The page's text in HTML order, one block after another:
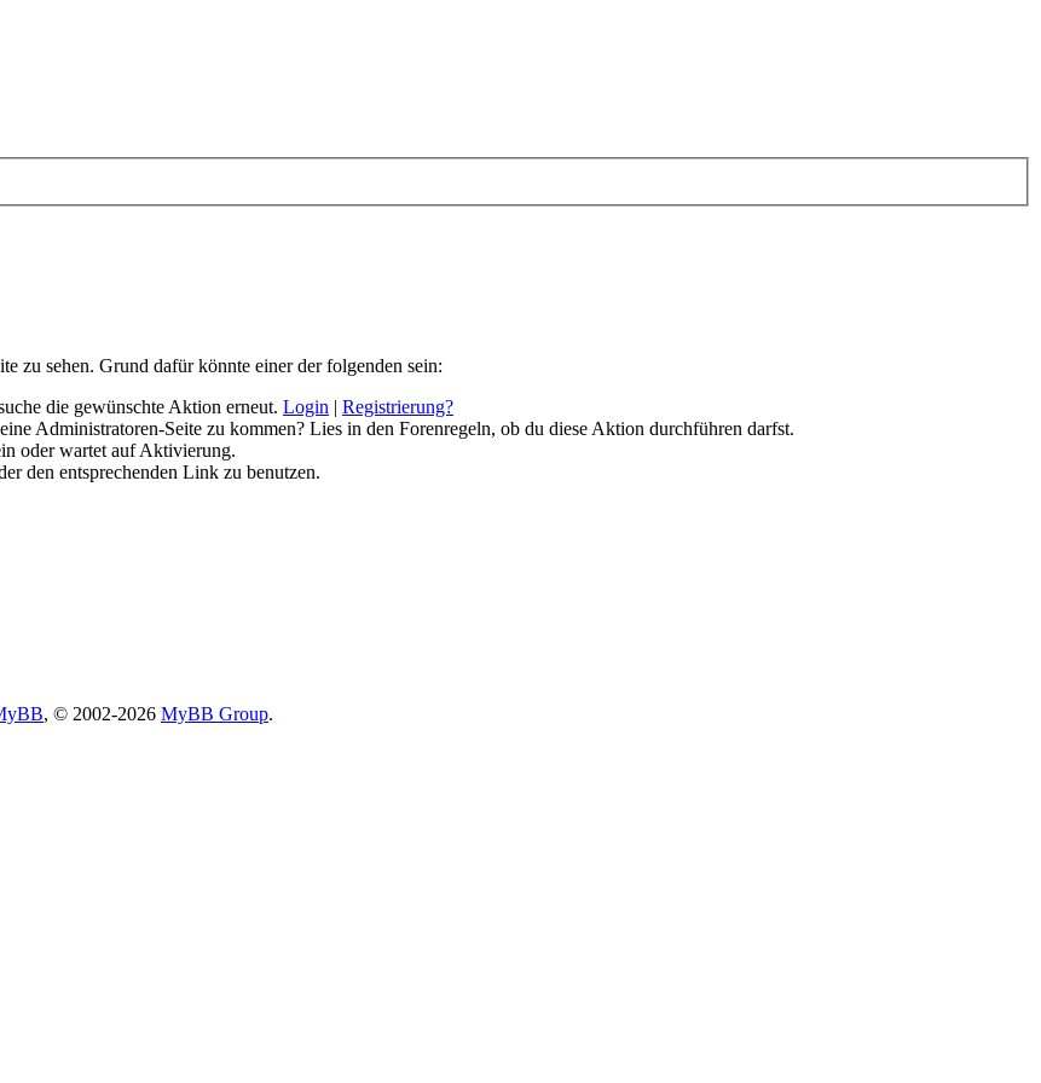
zu sehen. Grund dafür könnte einer der folgenden sein:
die gewünschte Aktion erneut. Login | Registrierung?
Administratoren-Seite zu kommen? Lies in den Forenregeln, ob du diese Aktion durchführen darfst.
oder wartet auf Aktivierung.
den entsprechenden Link zu benutzen.
, © 2002-2026 MyBB Group.